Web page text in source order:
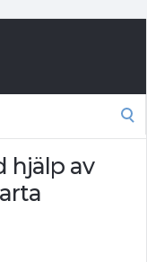
hjälp av